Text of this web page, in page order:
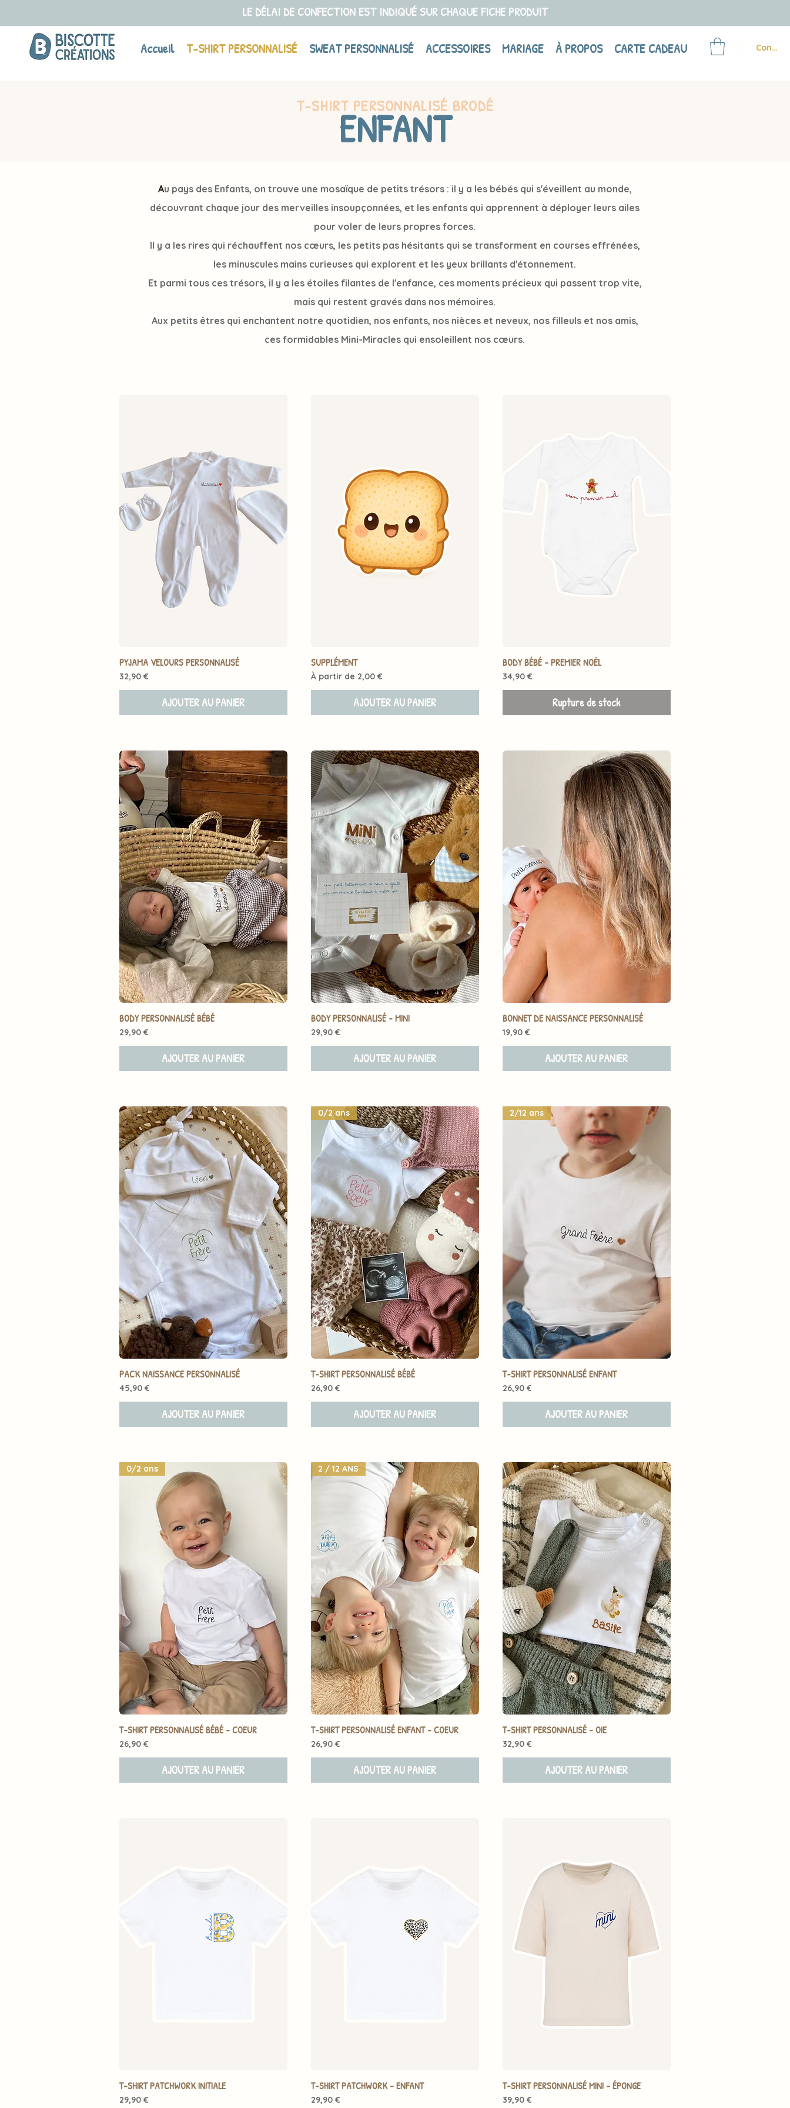
LE DÉLAI DE CONFECTION EST INDIQUÉ SUR CHAQUE FICHE PRODUIT
Accueil T-SHIRT PERSONNALISÉ SWEAT PERSONNALISÉ ACCESSOIRES MARIAGE À PROPOS CARTE CADEAU
T-SHIRT PERSONNALISÉ BRODÉ
ENFANT
Au pays des Enfants, on trouve une mosaïque de petits trésors : il y a les bébés qui s'éveillent au monde,
découvrant chaque jour des merveilles insoupçonnées, et les enfants qui apprennent à déployer leurs ailes
pour voler de leurs propres forces.
Il y a les rires qui réchauffent nos cœurs, les petits pas hésitants qui se transforment en courses effrénées,
les minuscules mains curieuses qui explorent et les yeux brillants d'étonnement.
Et parmi tous ces trésors, il y a les étoiles filantes de l'enfance, ces moments précieux qui passent trop vite,
mais qui restent gravés dans nos mémoires.
Aux petits êtres qui enchantent notre quotidien, nos enfants, nos nièces et neveux, nos filleuls et nos amis,
ces formidables Mini-Miracles qui ensoleillent nos cœurs.
PYJAMA VELOURS PERSONNALISÉ
Prix
32,90 €
AJOUTER AU PANIER
SUPPLÉMENT
À partir de 2,00 €
Prix promotionnel
AJOUTER AU PANIER
BODY BÉBÉ - PREMIER NOËL
Prix
34,90 €
Rupture de stock
BODY PERSONNALISÉ BÉBÉ
Prix
29,90 €
AJOUTER AU PANIER
BODY PERSONNALISÉ - MINI
Prix
29,90 €
AJOUTER AU PANIER
BONNET DE NAISSANCE PERSONNALISÉ
Prix
19,90 €
AJOUTER AU PANIER
PACK NAISSANCE PERSONNALISÉ
Prix
45,90 €
AJOUTER AU PANIER
0/2 ans
T-SHIRT PERSONNALISÉ BÉBÉ
Prix
26,90 €
AJOUTER AU PANIER
2/12 ans
T-SHIRT PERSONNALISÉ ENFANT
Prix
26,90 €
AJOUTER AU PANIER
0/2 ans
T-SHIRT PERSONNALISÉ BÉBÉ - COEUR
Prix
26,90 €
AJOUTER AU PANIER
2 / 12 ANS
T-SHIRT PERSONNALISÉ ENFANT - COEUR
Prix
26,90 €
AJOUTER AU PANIER
T-SHIRT PERSONNALISÉ - OIE
Prix
32,90 €
AJOUTER AU PANIER
T-SHIRT PATCHWORK INITIALE
Prix
29,90 €
T-SHIRT PATCHWORK - ENFANT
Prix
29,90 €
T-SHIRT PERSONNALISÉ MINI - ÉPONGE
Prix
39,90 €